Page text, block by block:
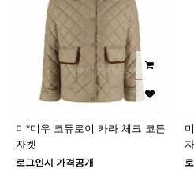
미*미우 코듀로이 카라 체크 코튼
자켓
로그인시 가격공개